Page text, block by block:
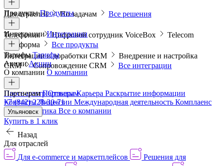
Для отраслей По задачам Все решения
ПродуктыПродукты
Телефония Цифровой сотрудник VoiceBox
Telecom
платформа
Все продукты
ИнтеграцииИнтеграции
Интеграции и доработки CRM
Внедрение и настройка
CRM
Сопровождение CRM Все интеграции
ТарифыТарифы
АкцииАкции
О компании О компании
Пресс-центрОтзывыКарьера Раскрытие информации
КонтактыЛицензии Международная деятельность Комплаенс
и деловая этика Все о компании
ПартнерамПартнерам
+7 (842) 228-30-71
Ульяновск
Купить в 1 клик
Назад
Для отраслей
Для e-commerce и маркетплейсов
Решения для